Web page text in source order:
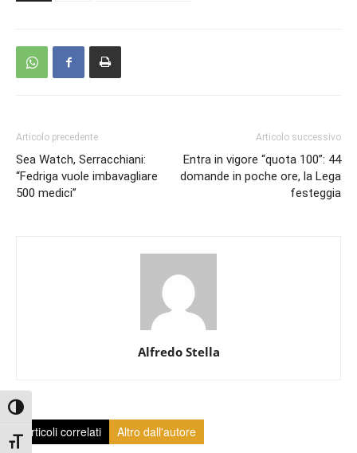
Attiva/disattiva alto contrasto
Attiva/disattiva dimensione testo
Articolo precedente
Sea Watch, Serracchiani:
“Fedriga vuole imbavagliare
500 medici”
Articolo successivo
Entra in vigore “quota 100”: 44
domande in poche ore, la Lega
festeggia
Alfredo Stella
Articoli correlati Altro dall'autore